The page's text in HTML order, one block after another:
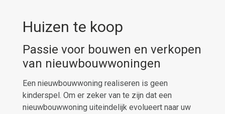
Huizen te koop
Passie voor bouwen en verkopen
van nieuwbouwwoningen
Een nieuwbouwwoning realiseren is geen
kinderspel. Om er zeker van te zijn dat een
nieuwbouwwoning uiteindelijk evolueert naar uw